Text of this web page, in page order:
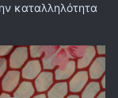
καταλληλότητα